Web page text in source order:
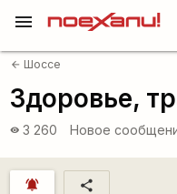
menu
arrow_back Шоссе
Здоровье,
visibility 3 260 Новое
notifications_active share